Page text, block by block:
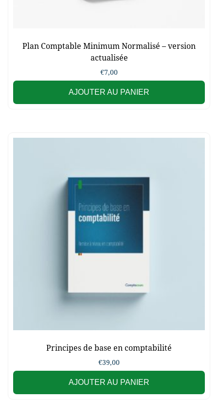
Plan Comptable Minimum Normalisé – version
actualisée
€7,00
AJOUTER AU PANIER
Principes de base en comptabilité
€39,00
AJOUTER AU PANIER